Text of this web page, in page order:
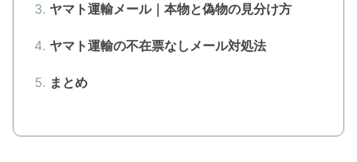
ヤマト運輸メール｜本物と偽物の見分け方
ヤマト運輸の不在票なしメール対処法
まとめ